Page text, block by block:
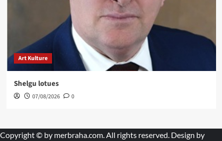
Art Kulture
Shelgu lotues
07/08/2026 0
Copyright © by merbraha.com. All rights reserved. Design by